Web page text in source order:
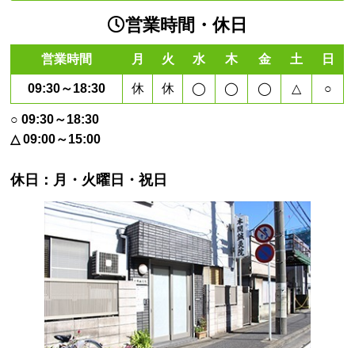
営業時間・休日
営業時間 月 火 水 木 金 土 日
09:30～18:30 休 休 ◯ ◯ ◯ △ ○
○ 09:30～18:30
△ 09:00～15:00
休日：月・火曜日・祝日